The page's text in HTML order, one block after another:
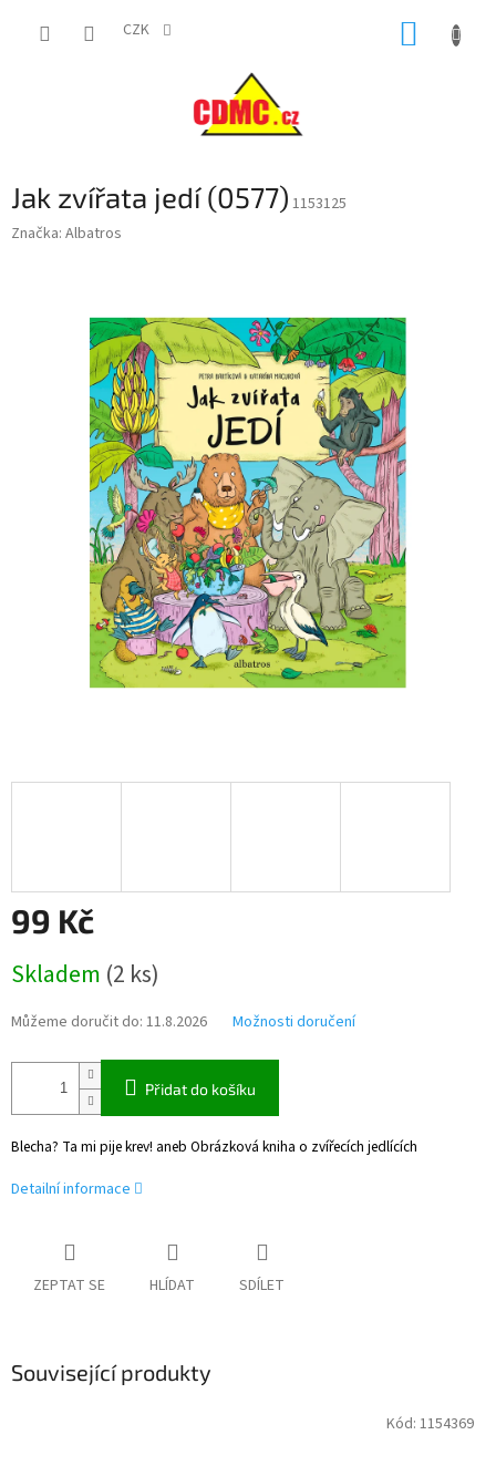
CZK
Jak zvířata jedí (0577) 1153125
Značka: Albatros
99 Kč
cena:
Skladem (2 ks)
Můžeme doručit do: 11.8.2026 Možnosti doručení
Přidat do košíku
Blecha? Ta mi pije krev! aneb Obrázková kniha o zvířecích jedlících
Detailní informace
ZEPTAT SE HLÍDAT SDÍLET
Související produkty
Kód: 1154369